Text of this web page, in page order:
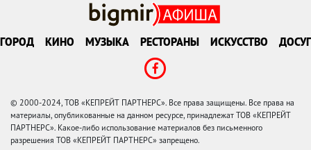
ГОРОД КИНО МУЗЫКА РЕСТОРАНЫ ИСКУССТВО ДОСУГ
© 2000-2024, ТОВ «КЕПРЕЙТ ПАРТНЕРС». Все права защищены. Все права на
материалы, опубликованные на данном ресурсе, принадлежат ТОВ «КЕПРЕЙТ
ПАРТНЕРС». Какое-либо использование материалов без письменного
разрешения ТОВ «КЕПРЕЙТ ПАРТНЕРС» запрещено.